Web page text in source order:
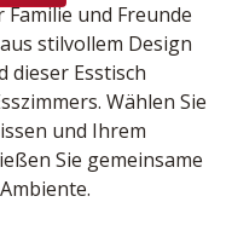
und Freunde
stilvollem Design
Esstisch
Wählen Sie
und Ihrem
Sie gemeinsame